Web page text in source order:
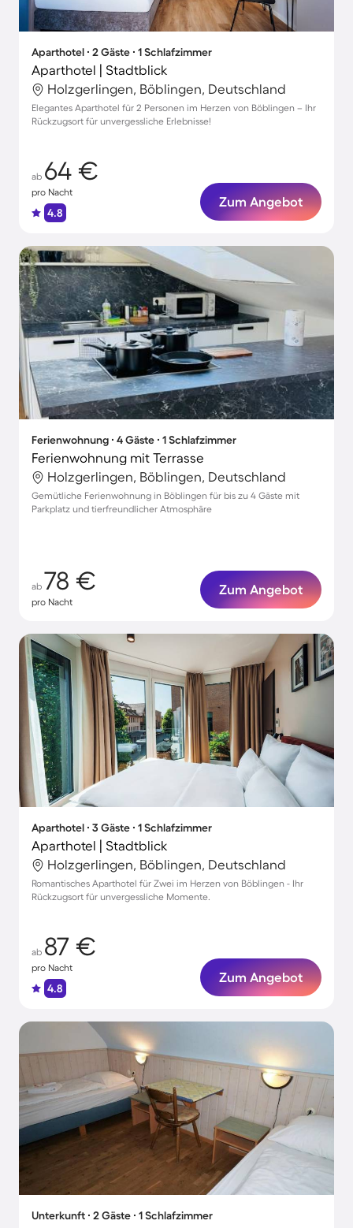
Aparthotel ∙ 2 Gäste ∙ 1 Schlafzimmer
Aparthotel | Stadtblick
Holzgerlingen, Böblingen, Deutschland
Elegantes Aparthotel für 2 Personen im Herzen von Böblingen – Ihr
Rückzugsort für unvergessliche Erlebnisse!
ab 64 €
pro Nacht
4.8
Zum Angebot
Ferienwohnung ∙ 4 Gäste ∙ 1 Schlafzimmer
Ferienwohnung mit Terrasse
Holzgerlingen, Böblingen, Deutschland
Gemütliche Ferienwohnung in Böblingen für bis zu 4 Gäste mit
Parkplatz und tierfreundlicher Atmosphäre
ab 78 €
pro Nacht
Zum Angebot
Aparthotel ∙ 3 Gäste ∙ 1 Schlafzimmer
Aparthotel | Stadtblick
Holzgerlingen, Böblingen, Deutschland
Romantisches Aparthotel für Zwei im Herzen von Böblingen - Ihr
Rückzugsort für unvergessliche Momente.
ab 87 €
pro Nacht
4.8
Zum Angebot
Unterkunft ∙ 2 Gäste ∙ 1 Schlafzimmer